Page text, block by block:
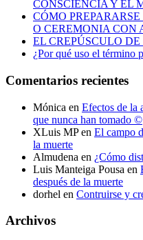
CONSCIENCIA Y EL
CÓMO
O CEREMONIA CON
EL CREPÚSCULO
¿Por qué uso el término
Comentarios recientes
Mónica en Efectos de la
que nunca han tomado ©
XLuis MPen El campo
la muerte
Almudena en ¿Cómo
Luis Manteiga Pousa en
después de la muerte
dorhel en Contruirse y
Archivos